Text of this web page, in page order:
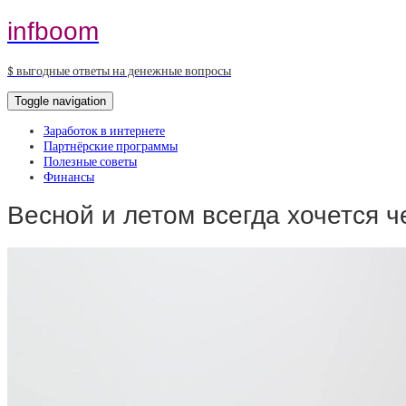
infboom
$ выгодные ответы на денежные вопросы
Toggle navigation
Заработок в интернете
Партнёрские программы
Полезные советы
Финансы
Весной и летом всегда хочется